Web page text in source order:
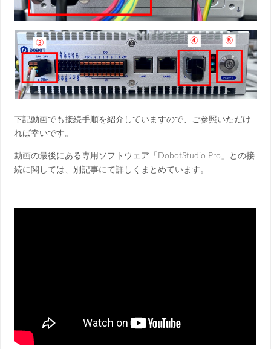
下記動画でも接続手順を紹介していますので、ご参照いただけ
れば幸いです。
動画の最後にある専用ソフトウェア「DobotStudio Pro」との接
続に関しては、別記事にて詳しくまとめています。